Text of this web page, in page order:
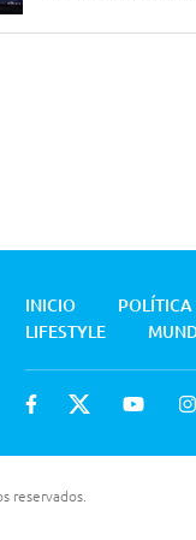
INICIO POLÍTICA
LIFESTYLE
reservados.